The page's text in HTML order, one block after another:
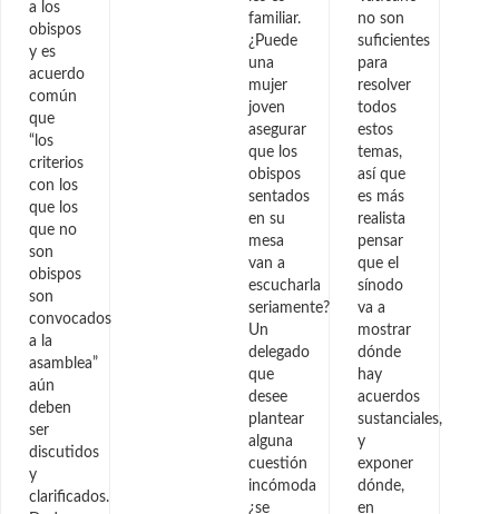
a los
obispos
y es
acuerdo
común
que
“los
criterios
con los
que los
que no
son
obispos
son
convocados
a la
asamblea”
aún
deben
ser
discutidos
y
clarificados.
familiar.
¿Puede
una
mujer
joven
asegurar
que los
obispos
sentados
en su
mesa
van a
escucharla
seriamente?
Un
delegado
que
desee
plantear
alguna
cuestión
incómoda
¿se
no son
suficientes
para
resolver
todos
estos
temas,
así que
es más
realista
pensar
que el
sínodo
va a
mostrar
dónde
hay
acuerdos
sustanciales,
y
exponer
dónde,
en